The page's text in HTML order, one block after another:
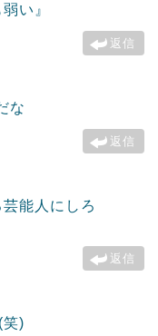
い』
返信
な
返信
能人にしろ
返信
笑)